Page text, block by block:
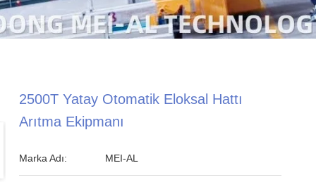
2500T Yatay Otomatik Eloksal Hattı
Arıtma Ekipmanı
Marka Adı: MEI-AL